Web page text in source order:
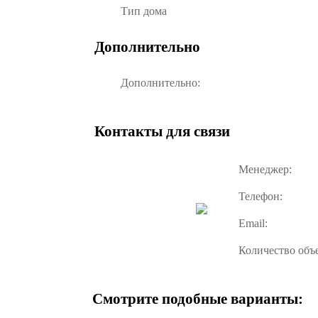
Тип дома
Дополнительно
Дополнительно:
Контакты для связи
Менеджер:
Телефон:
Email:
Количество
Смотрите подобные варианты: